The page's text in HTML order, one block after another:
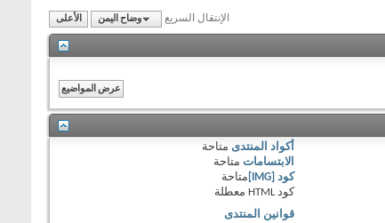
الإنتقال السريع وضاح اليمن الأعلى
أكواد المنتدى متاحة
الابتسامات متاحة
كود [IMG]
متاحة
كود HTML
معطلة
قوانين المنتدى